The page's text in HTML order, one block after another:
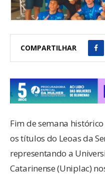
COMPARTILHAR
Fim de semana
os títulos do Leoas da
representando a
Catarinense (Uniplac)